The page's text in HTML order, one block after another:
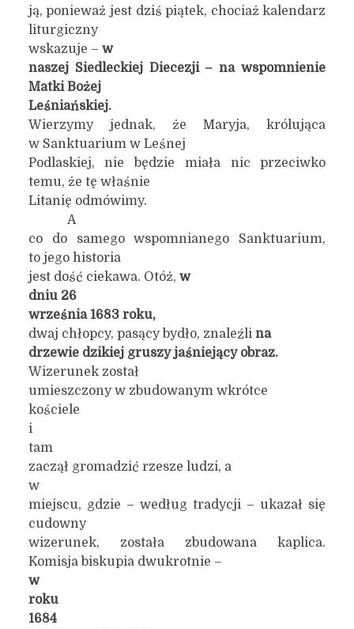
ją, ponieważ jest dziś piątek, chociaż kalendarz
liturgiczny
wskazuje – w
naszej Siedleckiej Diecezji – na wspomnienie
Matki Bożej
Leśniańskiej.
Wierzymy jednak, że Maryja, królująca
w Sanktuarium w Leśnej
Podlaskiej, nie będzie miała nic przeciwko
temu, że tę właśnie
Litanię odmówimy.
A
co do samego wspomnianego Sanktuarium,
to jego historia
jest dość ciekawa. Otóż, w
dniu 26
września 1683 roku,
dwaj chłopcy, pasący bydło, znaleźli na
drzewie dzikiej gruszy jaśniejący obraz.
Wizerunek został
umieszczony w zbudowanym wkrótce
kościele
i
tam
zaczął gromadzić rzesze ludzi, a
w
miejscu, gdzie – według tradycji – ukazał się
cudowny
wizerunek, została zbudowana kaplica.
Komisja biskupia dwukrotnie –
w
roku
1684